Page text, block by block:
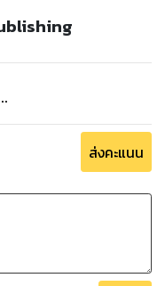
คนที่จับตัวคุณมาซะ
งหยุดชะงักเมื่อศิศิราทุ่ม
อนสิ”
ดไปแล้วก็เหลียวซ้ายแล
ยิบขึ้นมาถือทันทีก่อนจะ
ส่งคะแนน